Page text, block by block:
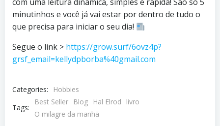
minutinhos e você já vai estar por dentro de tudo o
que precisa para iniciar o seu dia!
Segue o link > https://grow.surf/6ovz4p?
grsf_email=kellydpborba%40gmail.com
Categories:
Hobbies
Tags:
Best Seller Blog Hal Elrod
livro
O milagre da manhã